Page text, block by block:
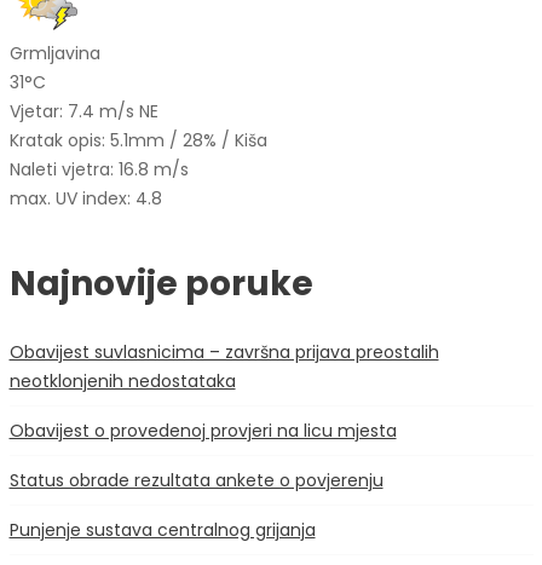
Grmljavina
31°C
Vjetar: 7.4 m/s NE
Kratak opis: 5.1mm / 28% / Kiša
Naleti vjetra: 16.8 m/s
max. UV index: 4.8
Najnovije poruke
Obavijest suvlasnicima – završna prijava preostalih
neotklonjenih nedostataka
Obavijest o provedenoj provjeri na licu mjesta
Status obrade rezultata ankete o povjerenju
Punjenje sustava centralnog grijanja